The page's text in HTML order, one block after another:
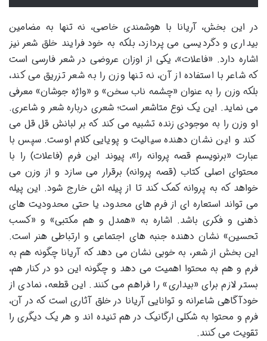
در این بخش، آریانا با هوشمندی خاصی، نه تنها به مضامین
بیداری و دگردیسی می پردازد، بلکه به خود فرایند خلق شعر نیز
اشاره دارد. «فاعلات»، یکی از اوزان عروضی در شعر فارسی است
که شاعر با استفاده از آن، نه تنها وزن را به شعر تزریق می کند،
بلکه وزن را به عنوان «چشمه ناب سخن» و «واژه جوشان» معرفی
می نماید. این یک نوع متاشعر است؛ شعری درباره شعر و شاعری.
او وزن را به موجودی زنده تشبیه می کند که بر لبانش قل قل می
کند و این نشان دهنده سیالیت و پویایی کلام اوست. سپس با
عبارت «برنویسم قصه پروانه را»، پیوند این فرم (فاعلات) را با
محتوای اصلی کتاب (قصه پروانه) برقرار می سازد و از وزن می
خواهد که به پروانه کمک کند تا از پیله اش خارج شود. این پیله
می تواند استعاره ای از فرم های محدود، یا حتی محدودیت های
ذهنی و فکری باشد. اشاره به «همدل و هم مکتبی» و «کسب
تحسین» نشان دهنده جنبه های اجتماعی و ارتباطی هنر است.
این بخش از شعر، به خوبی نشان می دهد که آریانا چگونه هم به
فرم و هم به محتوا اهمیت می دهد و چگونه این دو در کنار هم،
بستر لازم برای «بیداری» را فراهم می کنند. این قطعه، نمادی از
خودآگاهی شاعرانه و توانایی آریانا در خلق آثاری است که در آن،
فرم و محتوا به شکلی ارگانیک در هم تنیده اند و هر یک دیگری را
تقویت می کنند.